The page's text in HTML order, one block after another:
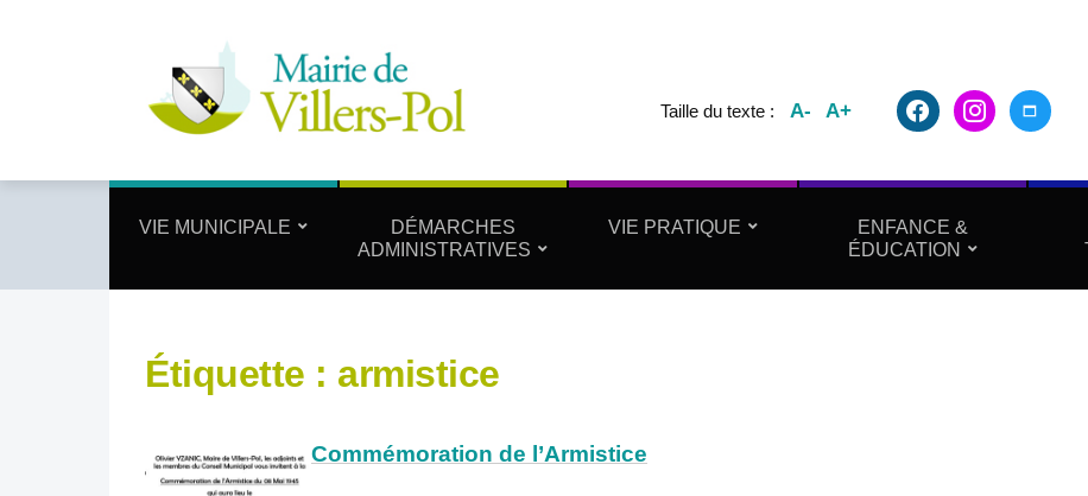
Taille du texte : A- A+ facebook2instagrammaximize
VIE MUNICIPALE
DÉMARCHES
ADMINISTRATIVES
VIE PRATIQUE
ENFANCE &
ÉDUCATION
Étiquette : armistice
Commémoration de l’Armistice